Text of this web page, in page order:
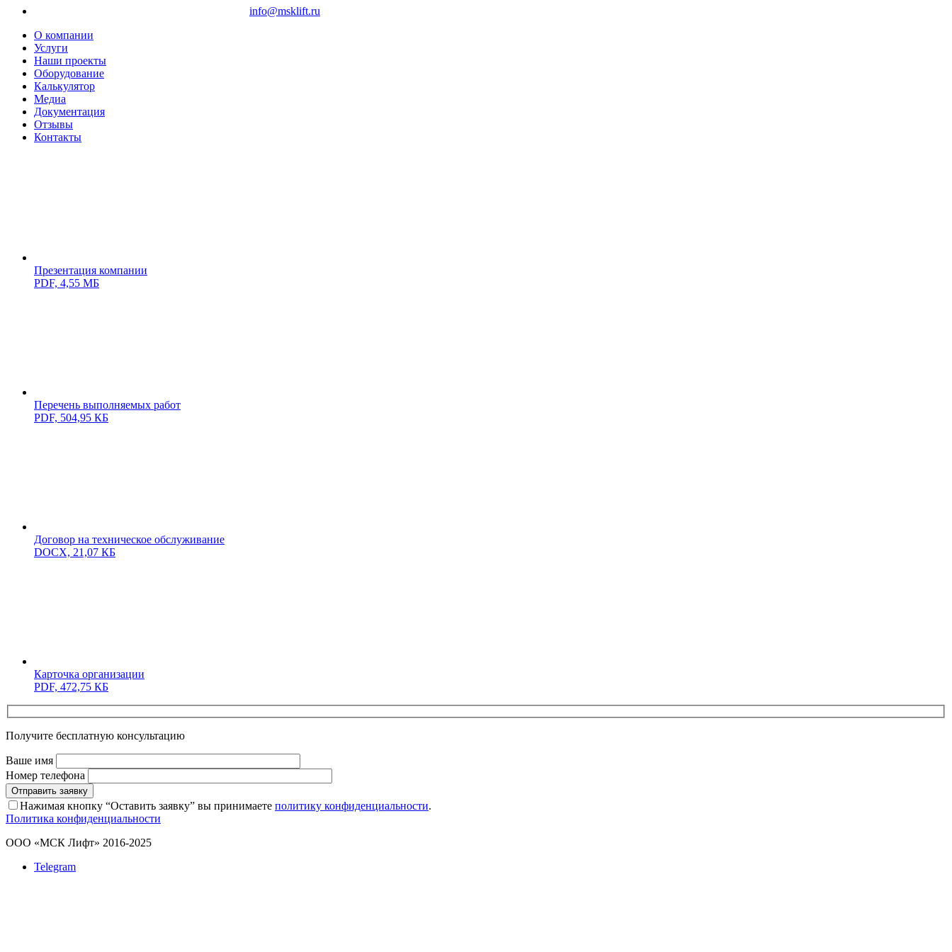
info@msklift.ru
О компании
Услуги
Наши проекты
Оборудование
Калькулятор
Медиа
Документация
Отзывы
Контакты
Презентация компании
PDF, 4,55 МБ
Перечень выполняемых работ
PDF, 504,95 КБ
Договор на техническое обслуживание
DOCX, 21,07 КБ
Карточка организации
PDF, 472,75 КБ
Получите бесплатную консультацию
Ваше имя
Номер телефона
Отправить заявку
Нажимая кнопку “Оставить заявку” вы принимаете политику конфиденциальности.
Политика конфиденциальности
ООО «МСК Лифт» 2016-2025
Telegram